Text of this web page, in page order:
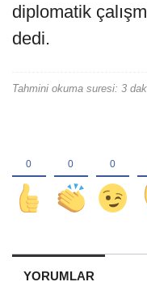
diplomatik
dedi.
Tahmini okuma suresi: 3
YORUMLAR